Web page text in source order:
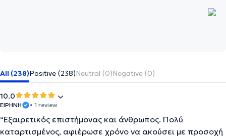
All (238)Positive (238)Neutral (0)Negative (0)
10.0
ΕΙΡΗΝΗ • 1 review
“Εξαιρετικός επιστήμονας και άνθρωπος. Πολύ
καταρτισμένος, αφιέρωσε χρόνο να ακούσει με προσοχή